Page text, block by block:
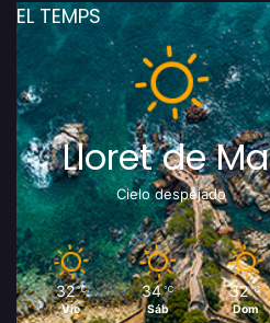
EL TEMPS
Lloret de
Cielo despejado
32 ℃
Vie
34 ℃
Sáb
32 ℃
Dom